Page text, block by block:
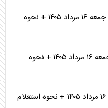
جدول قطعی برق استان فارس فردا جمعه ۱۶ مرداد ۱۴۰۵ + نحوه
جدول قطعی برق استان البرز فردا جمعه ۱۶ مرداد ۱۴۰۵ + نحوه